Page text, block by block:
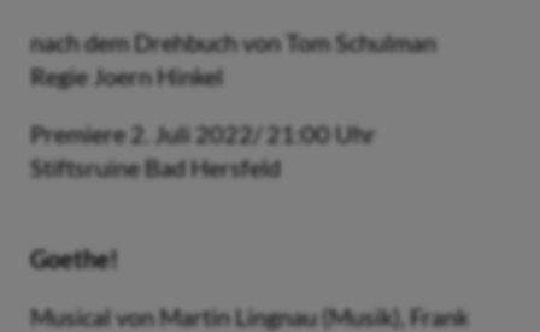
nach dem Drehbuch von Tom Schulman
Regie Joern Hinkel
Premiere 2. Juli 2022/ 21:00 Uhr
Stiftsruine Bad Hersfeld
Goethe!
Musical von Martin Lingnau (Musik), Frank